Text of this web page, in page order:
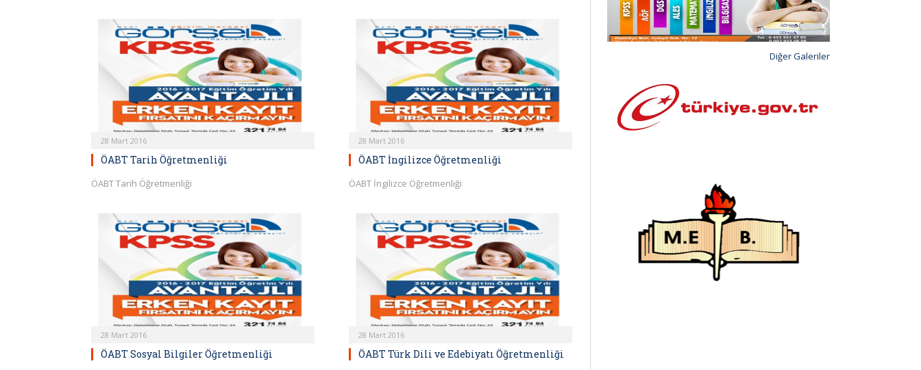
28 Mart 2016
ÖABT Tarih Öğretmenliği
ÖABT Tarih Öğretmenliği
28 Mart 2016
ÖABT İngilizce Öğretmenliği
ÖABT İngilizce Öğretmenliği
28 Mart 2016
ÖABT Sosyal Bilgiler Öğretmenliği
28 Mart 2016
ÖABT Türk Dili ve Edebiyatı Öğretmenliği
Diğer Galeriler